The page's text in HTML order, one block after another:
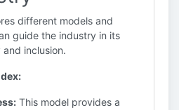
different models and
guide the industry in its
inclusion.
This model provides a